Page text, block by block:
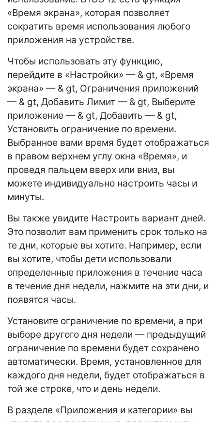
«Время экрана», которая позволяет
сократить время использования любого
приложения на устройстве.
Чтобы использовать эту функцию,
перейдите в «Настройки» — & gt, «Время
экрана» — & gt, Ограничения приложений
— & gt, Добавить Лимит — & gt, Выберите
приложение — & gt, Добавить — & gt,
Установить ограничение по времени.
Выбранное вами время будет отображаться
в правом верхнем углу окна «Время», и
проведя пальцем вверх или вниз, вы
можете индивидуально настроить часы и
минуты.
Вы также увидите Настроить вариант дней.
Это позволит вам применить срок только на
те дни, которые вы хотите. Например, если
вы хотите, чтобы дети использовали
определенные приложения в течение часа
в течение дня недели, нажмите на эти дни, и
появятся часы.
Установите ограничение по времени, а при
выборе другого дня недели — предыдущий
ограничение по времени будет сохранено
автоматически. Время, установленное для
каждого дня недели, будет отображаться в
той же строке, что и день недели.
В разделе «Приложения и категории» вы